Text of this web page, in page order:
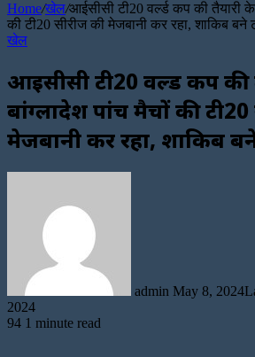
Home/खेल/आईसीसी टी20 वर्ल्ड कप की तैयारी
की टी20 सीरीज की मेजबानी कर रहा, शाकिब बने
खेल
आईसीसी टी20 वर्ल्ड कप
बांग्लादेश पांच मैचों की
मेजबानी कर रहा, शाकिब
admin May 8, 2024
2024
94 1 minute read